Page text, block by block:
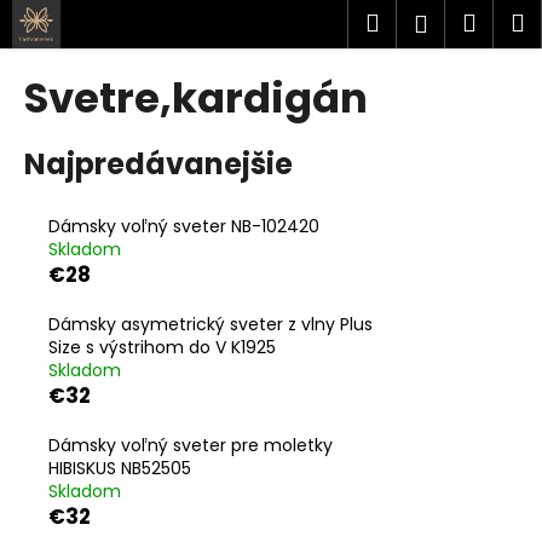
Prejsť
na
obsah
Hľadať
Svetre,kardigán
Najpredávanejšie
Dámsky voľný sveter NB-102420
Skladom
€28
Dámsky asymetrický sveter z vlny Plus
Size s výstrihom do V K1925
Skladom
€32
Dámsky voľný sveter pre moletky
HIBISKUS NB52505
Skladom
€32
o
o